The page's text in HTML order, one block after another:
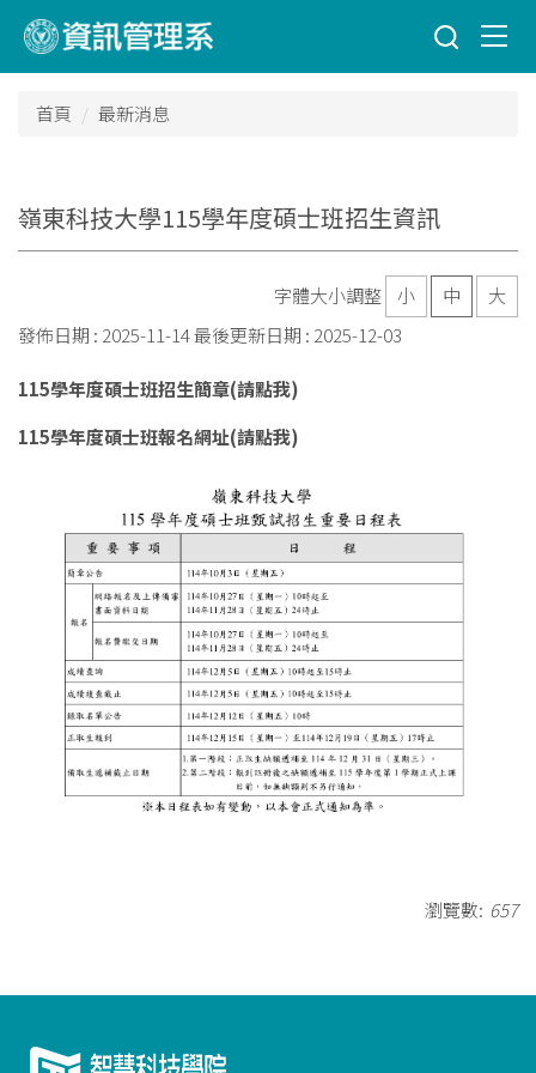
到
主
首頁 最新消息
嶺東科技大學115學年度碩士班招生資訊
字體大小調整 小 中
大
發佈日期 : 2025-11-14最後更新日期 : 2025-12-03
115學年度碩士班招生簡章(請點我)
115學年度碩士班報名網址(請點我)
瀏覽數: 657